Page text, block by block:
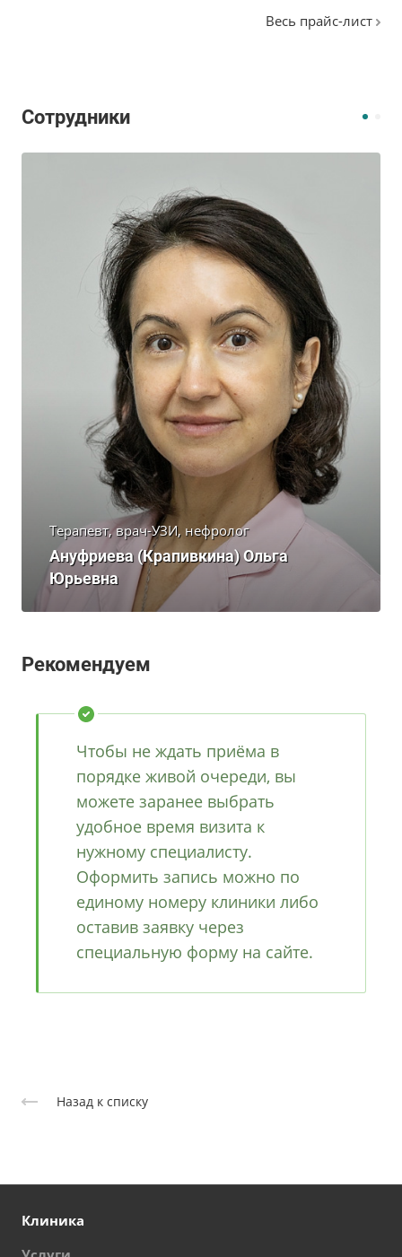
Весь прайс-лист
Сотрудники
Терапевт, врач-УЗИ, нефролог
Ануфриева (Крапивкина) Ольга
Юрьевна
Рекомендуем
Чтобы не ждать приёма в
порядке живой очереди, вы
можете заранее выбрать
удобное время визита к
нужному специалисту.
Оформить запись можно по
единому номеру клиники либо
оставив заявку через
специальную форму на сайте.
Назад к списку
Клиника